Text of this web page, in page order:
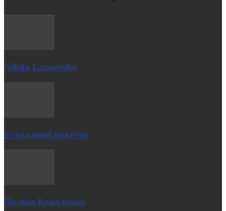
Nikita Lazarenko
Естрадний оркестр
Поліна Коваленко